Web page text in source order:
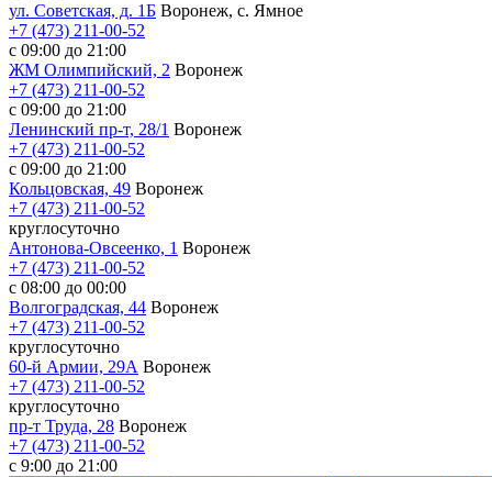
ул. Советская, д. 1Б Воронеж, с. Ямное
+7 (473) 211-00-52
с 09:00 до 21:00
ЖМ Олимпийский, 2 Воронеж
+7 (473) 211-00-52
с 09:00 до 21:00
Ленинский пр-т, 28/1 Воронеж
+7 (473) 211-00-52
с 09:00 до 21:00
Кольцовская, 49 Воронеж
+7 (473) 211-00-52
круглосуточно
Антонова-Овсеенко, 1 Воронеж
+7 (473) 211-00-52
с 08:00 до 00:00
Волгоградская, 44 Воронеж
+7 (473) 211-00-52
круглосуточно
60-й Армии, 29А Воронеж
+7 (473) 211-00-52
круглосуточно
пр-т Труда, 28 Воронеж
+7 (473) 211-00-52
c 9:00 до 21:00